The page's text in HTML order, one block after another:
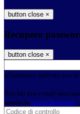
button close ×
Recupero
button close ×
all'indirizzo indicato con le
Non hai una e-mail
tramite la Login Spaggiari